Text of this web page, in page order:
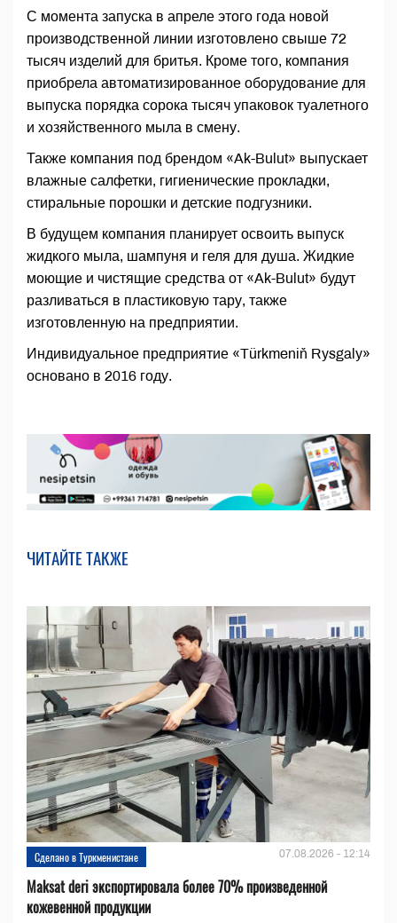
С момента запуска в апреле этого года новой
производственной линии изготовлено свыше 72
тысяч изделий для бритья. Кроме того, компания
приобрела автоматизированное оборудование для
выпуска порядка сорока тысяч упаковок туалетного
и хозяйственного мыла в смену.
Также компания под брендом «Ak-Bulut» выпускает
влажные салфетки, гигиенические прокладки,
стиральные порошки и детские подгузники.
В будущем компания планирует освоить выпуск
жидкого мыла, шампуня и геля для душа. Жидкие
моющие и чистящие средства от «Ak-Bulut» будут
разливаться в пластиковую тару, также
изготовленную на предприятии.
Индивидуальное предприятие «Türkmeniň Rysgaly»
основано в 2016 году.
ЧИТАЙТЕ ТАКЖЕ
Сделано в Туркменистане 07.08.2026 - 12:14
Maksat deri экспортировала более 70% произведенной
кожевенной продукции